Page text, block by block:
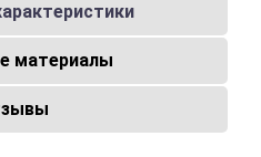
материалы